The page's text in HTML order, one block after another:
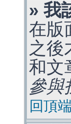
» 我
在版
之後
和文
參與
回頂端